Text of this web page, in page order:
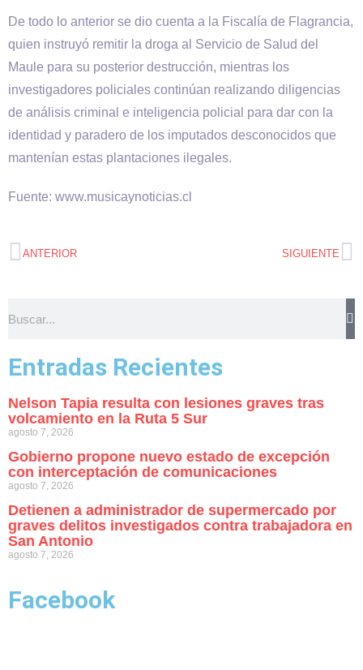
De todo lo anterior se dio cuenta a la Fiscalía de Flagrancia,
quien instruyó remitir la droga al Servicio de Salud del
Maule para su posterior destrucción, mientras los
investigadores policiales continúan realizando diligencias
de análisis criminal e inteligencia policial para dar con la
identidad y paradero de los imputados desconocidos que
mantenían estas plantaciones ilegales.
Fuente: www.musicaynoticias.cl
ANTERIOR SIGUIENTE
Entradas Recientes
Nelson Tapia resulta con lesiones graves tras
volcamiento en la Ruta 5 Sur
agosto 7, 2026
Gobierno propone nuevo estado de excepción
con interceptación de comunicaciones
agosto 7, 2026
Detienen a administrador de supermercado por
graves delitos investigados contra trabajadora en
San Antonio
agosto 7, 2026
Facebook